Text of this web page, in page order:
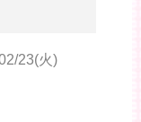
23(火)